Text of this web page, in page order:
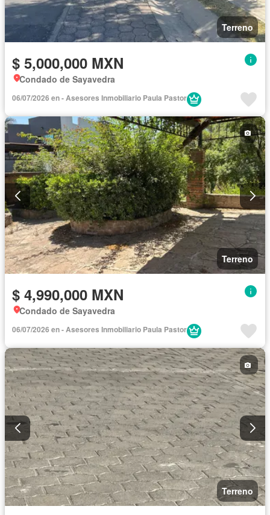
Terreno
$ 5,000,000 MXN
Condado de Sayavedra
06/07/2026 en - Asesores Inmobiliario Paula Pastor
Terreno
$ 4,990,000 MXN
Condado de Sayavedra
06/07/2026 en - Asesores Inmobiliario Paula Pastor
Terreno